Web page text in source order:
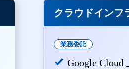
クラウドインフ
業務委託
Google